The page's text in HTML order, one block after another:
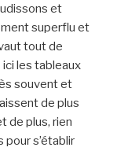
et
superflu et
tout de
ici les tableaux
souvent et
de plus
de plus, rien
s’établir